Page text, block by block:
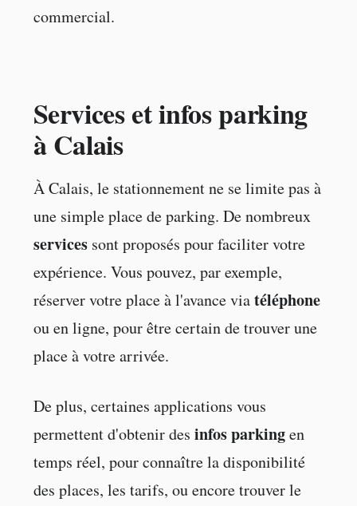
commercial.
Services et infos parking
à Calais
À Calais, le stationnement ne se limite pas à
une simple place de parking. De nombreux
servicessont proposés pour faciliter votre
expérience. Vous pouvez, par exemple,
réserver votre place à l'avance viatéléphone
ou en ligne, pour être certain de trouver une
place à votre arrivée.
De plus, certaines applications vous
permettent d'obtenir des infos parkingen
temps réel, pour connaître la disponibilité
des places, les tarifs, ou encore trouver le